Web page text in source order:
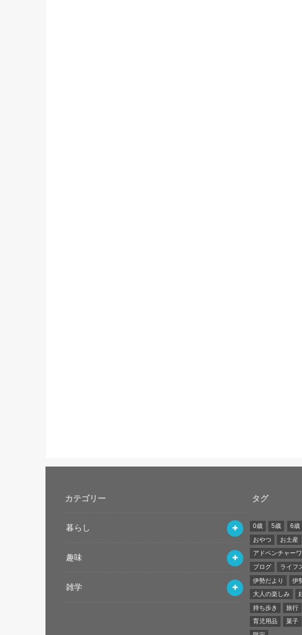
カテゴリー
暮らし
趣味
雑学
タグ
0歳 5歳 6歳
おやつ
お土産
アドベンチャー
ブログ
ライフ
伊勢だより
伊
大人の楽しみ
持ち歩き
旅行
育児用品
菓子